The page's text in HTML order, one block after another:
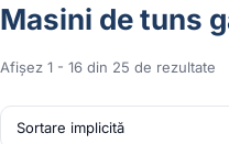
Masini de tuns
Afișez 1 - 16 din 25 de rezultate